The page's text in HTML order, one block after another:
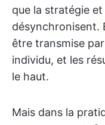
que la stratégie
désynchronisent.
être transmise
individu, et les
le haut.
Mais dans la